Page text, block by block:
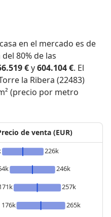
en el mercado es de
80% de las
€y604.104 €. El
la Ribera (22483)
(precio por metro
de venta (EUR)
226k
246k
257k
176k
265k